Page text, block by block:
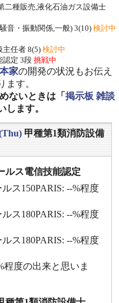
二種販売,液化石油ガス設備士
音・振動関係,一般) 3(10)検討中
主任者 8(5) 検討中
認定 3段 挑戦中
本家の開発の状況もお伝え
ます。
ないときは「 掲示板 雑談
します。
甲種第1類消防設備
ルス電信技能認定
ス150PARIS: --%程度
ス180PARIS: --%程度
ス180PARIS: --%程度
程度の出来と思いま